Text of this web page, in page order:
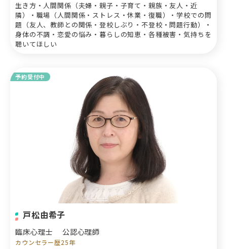
生き方・人間関係（夫婦・親子・子育て・親族・友人・近
隣）・職場（人間関係・ストレス・休業・復職）・学校での問
題（友人、教師との関係・登校しぶり・不登校・問題行動）・
身体の不調・恋愛の悩み・暮らしの知恵・各種被害・気持ちを
聴いてほしい
予約受付中
戸松由希子
臨床心理士 公認心理師
カウンセラー歴25年